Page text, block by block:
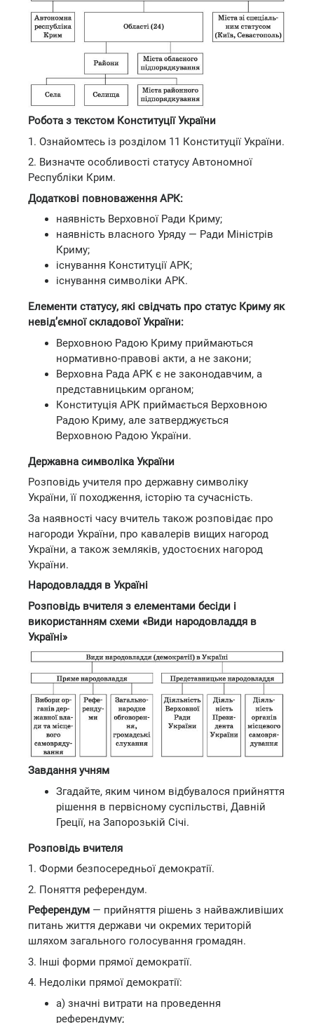
Робота з текстом Конституції України
1. Ознайомтесь із розділом 11 Конституції України.
2. Визначте особливості статусу Автономної
Республіки Крим.
Додаткові повноваження АРК:
наявність Верховної Ради Криму;
наявність власного Уряду — Ради Міністрів
Криму;
існування Конституції АРК;
існування символіки АРК.
Елементи статусу, які свідчать про статус Криму як
невід’ємної складової України:
Верховною Радою Криму приймаються
нормативно-правові акти, а не закони;
Верховна Рада АРК є не законодавчим, а
представницьким органом;
Конституція АРК приймається Верховною
Радою Криму, але затверджується
Верховною Радою України.
Державна символіка України
Розповідь учителя про державну символіку
України, її походження, історію та сучасність.
За наявності часу вчитель також розповідає про
нагороди України, про кавалерів вищих нагород
України, а також земляків, удостоєних нагород
України.
Народовладдя в Україні
Розповідь вчителя з елементами бесіди і
використанням схеми «Види народовладдя в
Україні»
Завдання учням
Згадайте, яким чином відбувалося прийняття
рішення в первісному суспільстві, Давній
Греції, на Запорозькій Січі.
Розповідь вчителя
1. Форми безпосередньої демократії.
2. Поняття референдум.
Референдум — прийняття рішень з найважливіших
питань життя держави чи окремих територій
шляхом загального голосування громадян.
3. Інші форми прямої демократії.
4. Недоліки прямої демократії:
а) значні витрати на проведення
референдуму;